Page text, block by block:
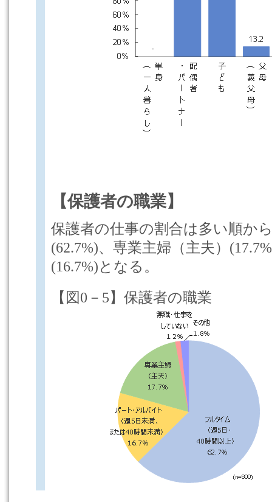
【保護者の職業】
保護者の仕事の割合は多い順か
(62.7%)、専業主婦（主夫）
(16.7%)となる。
【図0－5】保護者の職業